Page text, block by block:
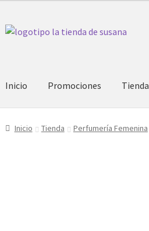
Ir
Ir
Inicio Promociones Tienda
Inicio Tienda Perfumería Femenina